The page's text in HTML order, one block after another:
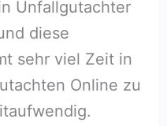
Unfallgutachter
diese
sehr viel Zeit in
Online zu